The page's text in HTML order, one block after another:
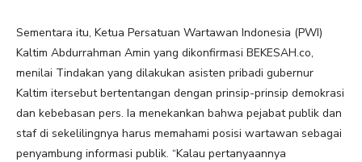
Sementara itu, Ketua Persatuan Wartawan Indonesia (PWI)
Kaltim Abdurrahman Amin yang dikonfirmasi BEKESAH.co,
menilai Tindakan yang dilakukan asisten pribadi gubernur
Kaltim itersebut bertentangan dengan prinsip-prinsip demokrasi
dan kebebasan pers. Ia menekankan bahwa pejabat publik dan
staf di sekelilingnya harus memahami posisi wartawan sebagai
penyambung informasi publik. “Kalau pertanyaannya